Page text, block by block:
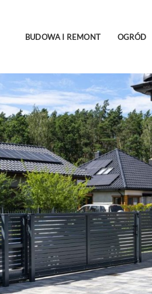
BUDOWA I REMONT OGRÓD